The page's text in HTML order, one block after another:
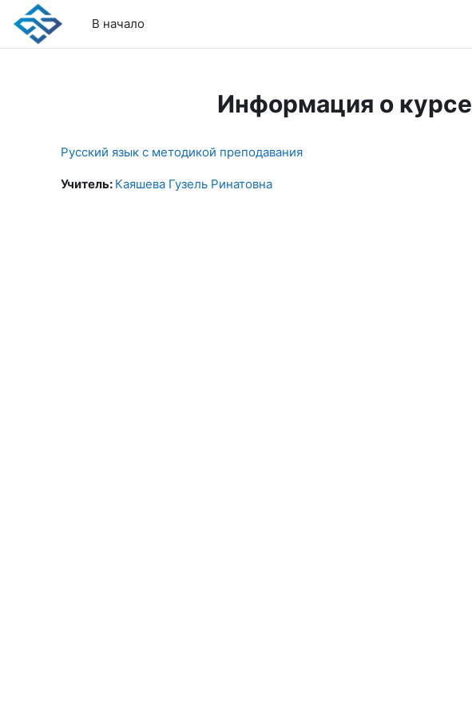
Перейти к основному содержанию
В начало
Информация о курсе
Русский язык с методикой преподавания
Учитель: Каяшева Гузель Ринатовна